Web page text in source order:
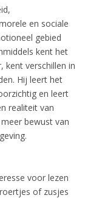
en sociale
gebied
kent het
kent verschillen in
Hij leert het
en leert
realiteit van
bewust van
voor lezen
of zusjes